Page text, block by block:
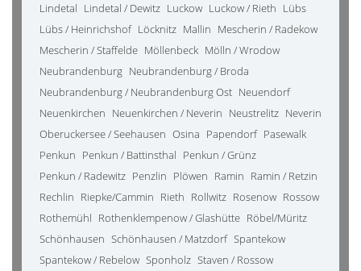
Lindetal Lindetal / Dewitz Luckow Luckow / Rieth Lübs
Lübs / Heinrichshof Löcknitz Mallin Mescherin / Radekow
Mescherin / Staffelde Möllenbeck Mölln / Wrodow
Neubrandenburg Neubrandenburg / Broda
Neubrandenburg / Neubrandenburg Ost Neuendorf
Neuenkirchen Neuenkirchen / Neverin Neustrelitz Neverin
Oberuckersee / Seehausen Osina Papendorf Pasewalk
Penkun Penkun / Battinsthal Penkun / Grünz
Penkun / Radewitz Penzlin Plöwen Ramin Ramin / Retzin
Rechlin Riepke/Cammin Rieth Rollwitz Rosenow Rossow
Rothemühl Rothenklempenow / Glashütte Röbel/Müritz
Schönhausen Schönhausen / Matzdorf Spantekow
Spantekow / Rebelow Sponholz Staven / Rossow